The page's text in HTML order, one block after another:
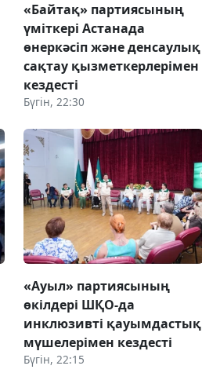
«Байтақ» партиясының
үміткері Астанада
өнеркәсіп және денсаулық
сақтау қызметкерлерімен
кездесті
Бүгін, 22:30
«Ауыл» партиясының
өкілдері ШҚО-да
инклюзивті қауымдастық
мүшелерімен кездесті
Бүгін, 22:15